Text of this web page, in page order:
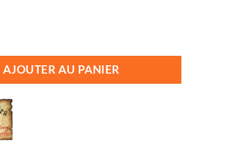
AJOUTER AU PANIER